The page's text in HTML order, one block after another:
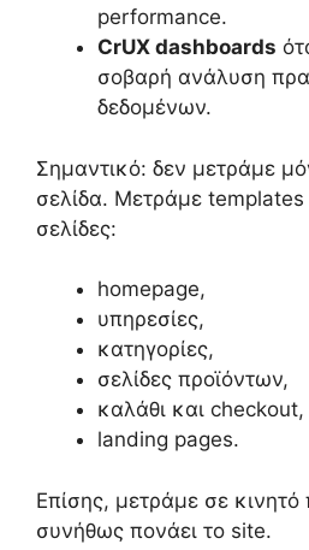
performance.
CrUX dashboards
σοβαρή ανάλυση
δεδομένων.
Σημαντικό: δεν μετράμε
σελίδα. Μετράμε templates
σελίδες:
homepage,
υπηρεσίες,
κατηγορίες,
σελίδες προϊόντων,
καλάθι και checkout,
landing pages.
Επίσης, μετράμε σε
συνήθως πονάει το site.